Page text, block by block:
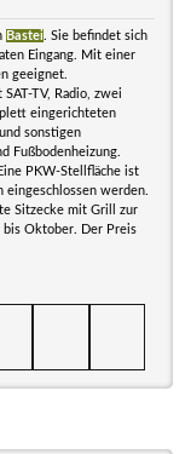
Bastei . Sie befindet sich
Eingang. Mit einer
geeignet.
TV, Radio, zwei
eingerichteten
sonstigen
Fußbodenheizung.
PKW-Stellfläche ist
eingeschlossen werden.
Sitzecke mit Grill zur
Oktober. Der Preis